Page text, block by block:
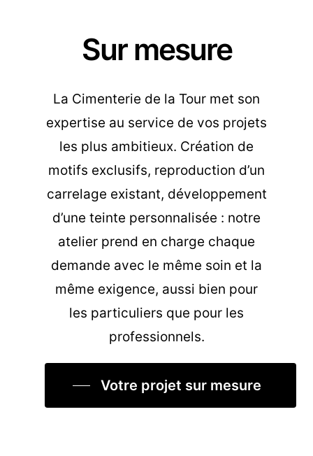
Sur mesure
La Cimenterie de la Tour met son
expertise au service de vos projets
les plus ambitieux. Création de
motifs exclusifs, reproduction d’un
carrelage existant, développement
d’une teinte personnalisée : notre
atelier prend en charge chaque
demande avec le même soin et la
même exigence, aussi bien pour
les particuliers que pour les
professionnels.
Votre projet sur mesure